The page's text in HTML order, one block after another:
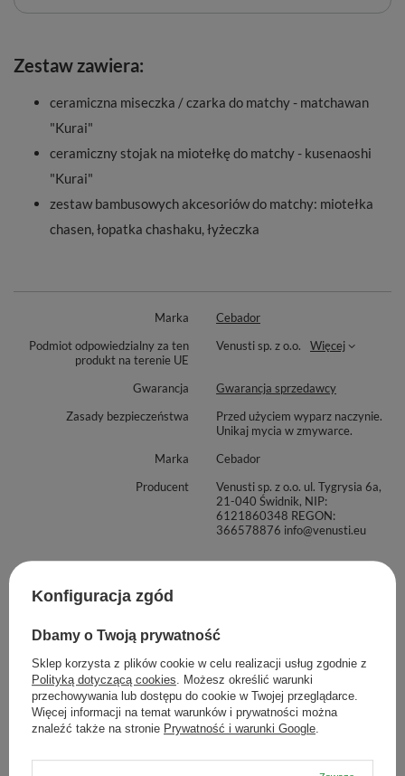
Zestaw zawiera:
ceramiczna miseczka / czarka do matchy - matchawan
"Kurai"
ceramiczny stojak na miotełkę do matchy - kusenaoshi
"Kurai"
zestaw bambusowych akcesoriów do matchy: miotełka
chasen, łopatka chashaku, łyżeczka
Marka
Cebador
Podmiot odpowiedzialny za ten
produkt na terenie UE
Venusti sp. z o.o. Więcej
Gwarancja
Gwarancja sprzedawcy
Zasady bezpieczeństwa
Przed użyciem wyparz naczynie.
Unikaj mycia w zmywarce.
Marka
Cebador
Producent
Venusti sp. z o.o. ul. Tygrysia 6a,
21-040 Świdnik, NIP:
6121860348 REGON:
366578876 info@venusti.eu
Zobacz również
158,99 zł /
Konfiguracja zgód
Dbamy o Twoją prywatność
Sklep korzysta z plików cookie w celu realizacji usług zgodnie z
Polityką dotyczącą cookies. Możesz określić warunki
przechowywania lub dostępu do cookie w Twojej przeglądarce.
Więcej informacji na temat warunków i prywatności można
znaleźć także na stronie Prywatność i warunki Google.